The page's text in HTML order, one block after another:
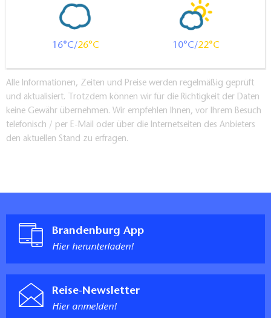
16 26 10 22
Alle Informationen, Zeiten und Preise werden regelmäßig geprüft
und aktualisiert. Trotzdem können wir für die Richtigkeit der Daten
keine Gewähr übernehmen. Wir empfehlen Ihnen, vor Ihrem Besuch
telefonisch / per E-Mail oder über die Internetseiten des Anbieters
den aktuellen Stand zu erfragen.
Brandenburg App
Hier herunterladen!
Reise-Newsletter
Hier anmelden!